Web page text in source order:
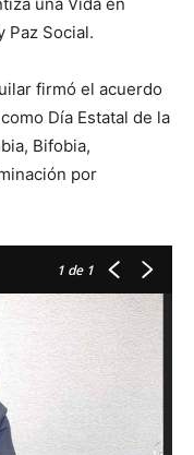
Paz Social.
firmó el acuerdo
Día Estatal de la
Bifobia,
por
1 de 1